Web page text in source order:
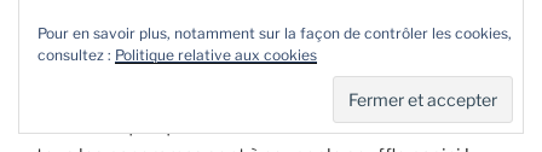
d’autres randonneurs qui m’indiquent un point de vue,
plus haut à ne pas louper. Il s’agit d’un rocher qui donne
sur la vallée d’Archiane. Effectivement, j’ai bien fait de
remonter quelques centaines de mètres ! Décidément
Pour en savoir plus, notamment sur la façon de contrôler les cookies,
consultez : Politique relative aux cookies